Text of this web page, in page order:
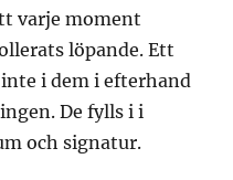
varje moment
löpande. Ett
i dem i efterhand
De fylls i i
och signatur.